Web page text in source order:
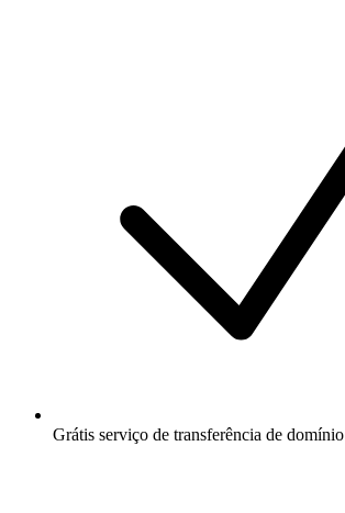
Grátis serviço de transferência de domínio